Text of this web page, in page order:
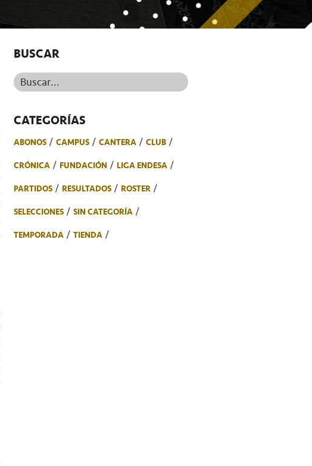
BUSCAR
Buscar...
CATEGORÍAS
ABONOS CAMPUS CANTERA
CLUB
CRÓNICA
FUNDACIÓN
LIGA ENDESA
PARTIDOS
RESULTADOS
ROSTER
SELECCIONES
SIN CATEGORÍA
TEMPORADA
TIENDA